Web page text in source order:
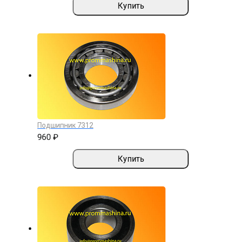
Купить
Подшипник 7312
960 ₽
Купить